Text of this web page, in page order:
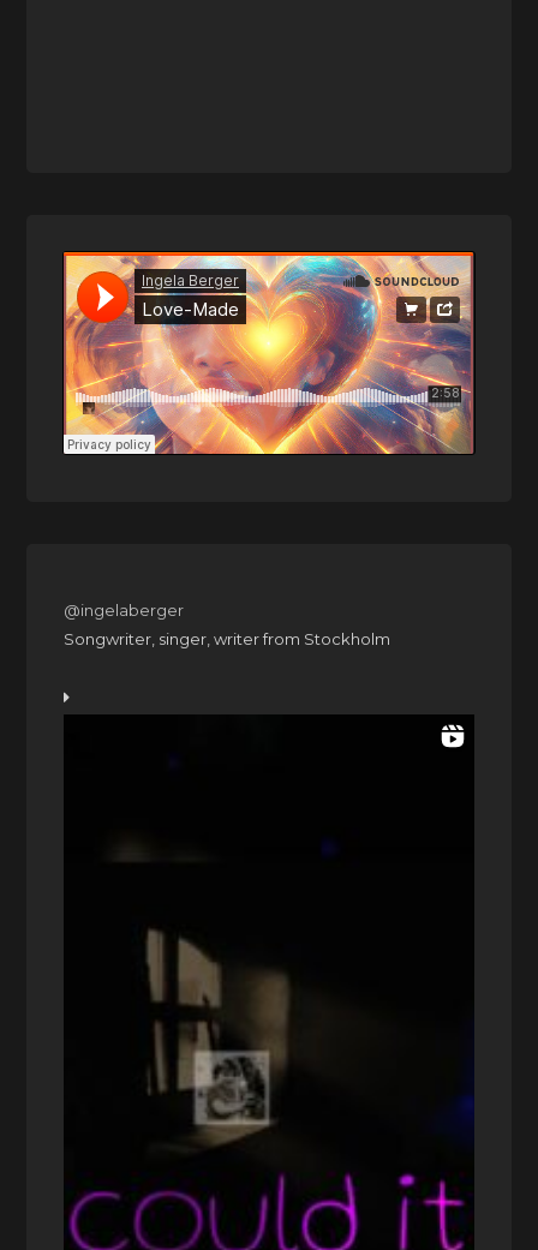
@ingelaberger
Songwriter, singer, writer from Stockholm